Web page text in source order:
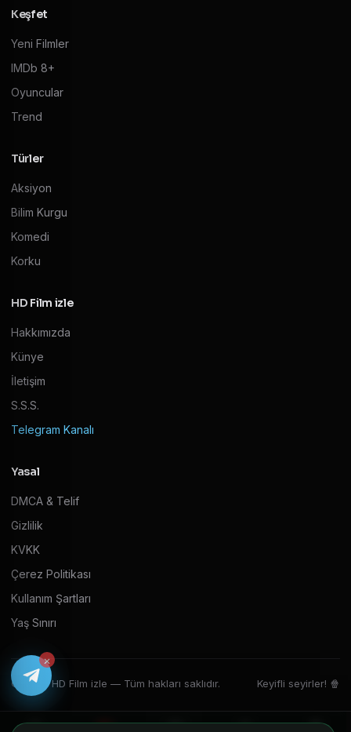
Keşfet
Yeni Filmler
IMDb 8+
Oyuncular
Trend
Türler
Aksiyon
Bilim Kurgu
Komedi
Korku
HD Film izle
Hakkımızda
Künye
İletişim
S.S.S.
Telegram Kanalı
Yasal
DMCA & Telif
Gizlilik
KVKK
Çerez Politikası
Kullanım Şartları
Yaş Sınırı
© 2026 HD Film izle — Tüm hakları saklıdır. Keyifli seyirler! 🍿
×